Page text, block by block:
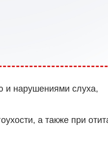
и нарушениями слуха,
а также при